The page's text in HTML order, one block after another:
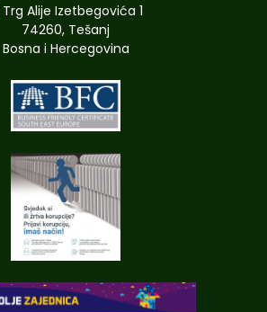
Trg Alije Izetbegovića 1
74260, Tešanj
Bosna i Hercegovina